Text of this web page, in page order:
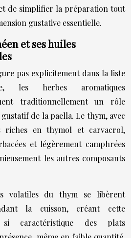
de simplifier la préparation tout
gustative essentielle.
et ses huiles
pas explicitement dans la liste
les herbes aromatiques
traditionnellement un rôle
de la paella. Le thym, avec
riches en thymol et carvacrol,
et légèrement camphrées
les autres composants
volatiles du thym se libèrent
la cuisson, créant cette
si caractéristique des plats